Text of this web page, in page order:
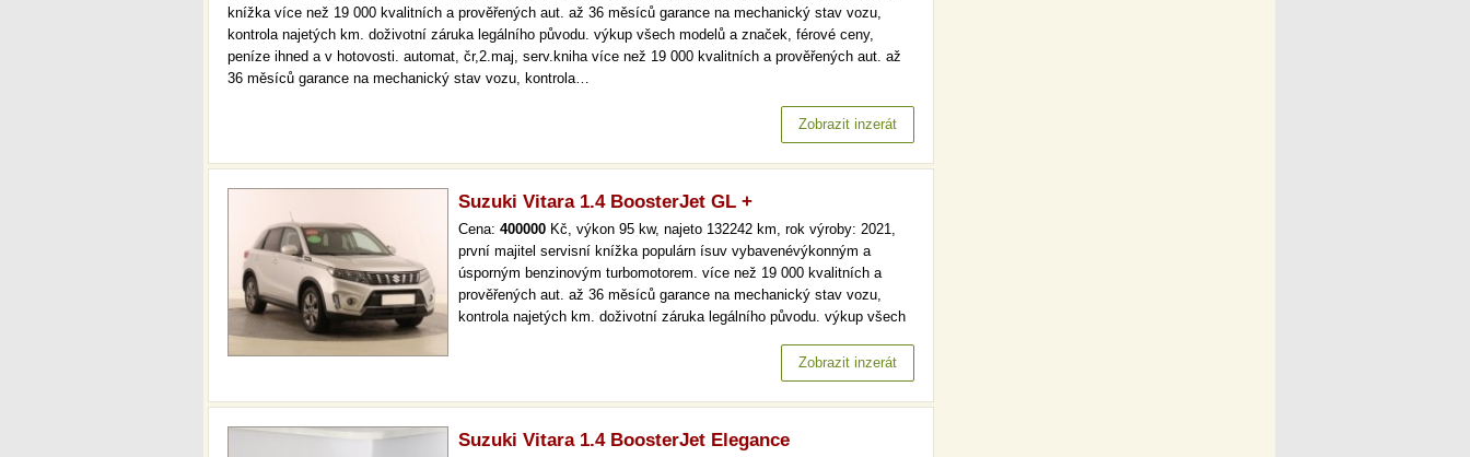
knížka více než 19 000 kvalitních a prověřených aut. až 36 měsíců garance na mechanický stav vozu,
kontrola najetých km. doživotní záruka legálního původu. výkup všech modelů a značek, férové ceny,
peníze ihned a v hotovosti. automat, čr,2.maj, serv.kniha více než 19 000 kvalitních a prověřených aut. až
36 měsíců garance na mechanický stav vozu, kontrola…
Zobrazit inzerát
Suzuki Vitara 1.4 BoosterJet GL +
Cena: 400000 Kč, výkon 95 kw, najeto 132242 km, rok výroby: 2021,
první majitel servisní knížka populárn ísuv vybavenévýkonným a
úsporným benzinovým turbomotorem. více než 19 000 kvalitních a
prověřených aut. až 36 měsíců garance na mechanický stav vozu,
kontrola najetých km. doživotní záruka legálního původu. výkup všech
infotainment více než 19 000 kvalitních a prověřených aut. až 36…
Zobrazit inzerát
Suzuki Vitara 1.4 BoosterJet Elegance